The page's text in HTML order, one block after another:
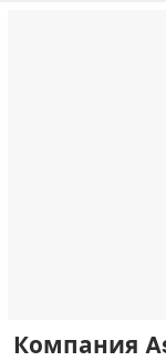
Компания